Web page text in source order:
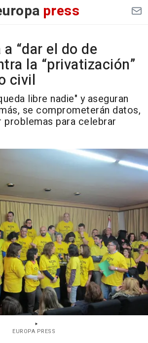
press
“dar el do de
la “privatización”
civil
libre nadie" y aseguran
se comprometerán datos,
problemas para celebrar
EUROPA PRESS